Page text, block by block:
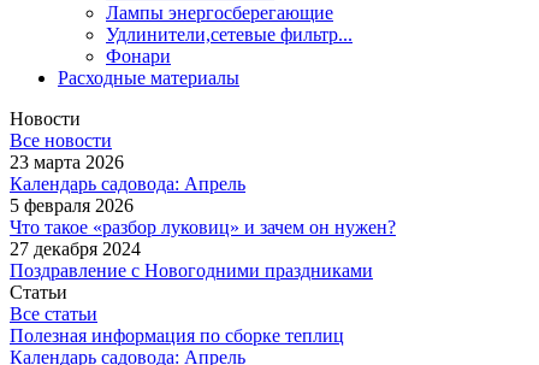
Лампы энергосберегающие
Удлинители,сетевые фильтр...
Фонари
Расходные материалы
Новости
Все новости
23 марта 2026
Календарь садовода: Апрель
5 февраля 2026
Что такое «разбор луковиц» и зачем он нужен?
27 декабря 2024
Поздравление с Новогодними праздниками
Статьи
Все статьи
Полезная информация по сборке теплиц
Календарь садовода: Апрель